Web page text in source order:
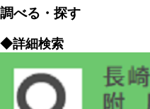
調べる・探す
◆詳細検索